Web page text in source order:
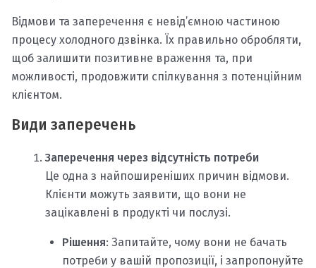
Відмови та заперечення є невід’ємною частиною
процесу холодного дзвінка. Їх правильно обробляти,
щоб залишити позитивне враження та, при
можливості, продовжити спілкування з потенційним
клієнтом.
Види заперечень
Заперечення через відсутність потреби
Це одна з найпоширеніших причин відмови.
Клієнти можуть заявити, що вони не
зацікавлені в продукті чи послузі.
Рішення: Запитайте, чому вони не бачать
потреби у вашій пропозиції, і запропонуйте